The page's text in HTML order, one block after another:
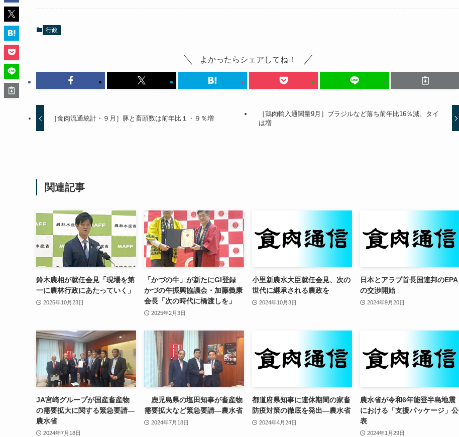
行政
よかったらシェアしてね！
［食肉流通統計・９月］豚と畜頭数は前年比１・９％増
［鶏肉輸入通関量9月］ブラジルなど落ち前年比16％減、タイ
は増
関連記事
鈴木農相が就任会見「現場を第
一に農林行政にあたっていく」
2025年10月23日
「かづの牛」が新たにGI登録
かづの牛振興協議会・加藤義康
会長「次の時代に橋渡しを」
2025年2月3日
小里新農水大臣就任会見、次の
世代に継承される農政を
2024年10月3日
日本とアラブ首長国連邦のEPA
の交渉開始
2024年9月20日
JA宮崎グループが国産畜産物
の需要拡大に関する緊急要請—
農水省
2024年7月18日
鹿児島県の塩田知事が畜産物
需要拡大など緊急要請—農水省
2024年7月18日
都道府県知事に連休期間の家畜
防疫対策の徹底を発出—農水省
2024年4月24日
農水省が令和6年能登半島地震
における「支援パッケージ」公
表
2024年1月29日